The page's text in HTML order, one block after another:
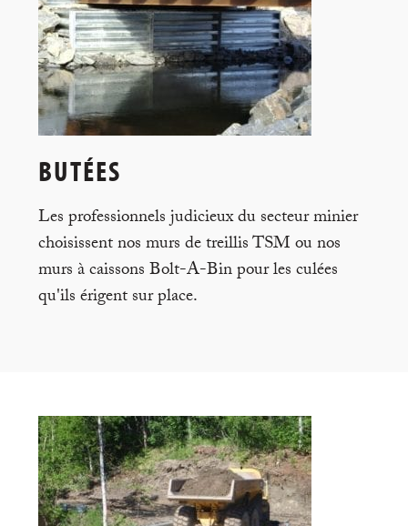
BUTÉES
Les professionnels judicieux du secteur minier
choisissent nos murs de treillis TSM ou nos
murs à caissons Bolt-A-Bin pour les culées
qu'ils érigent sur place.